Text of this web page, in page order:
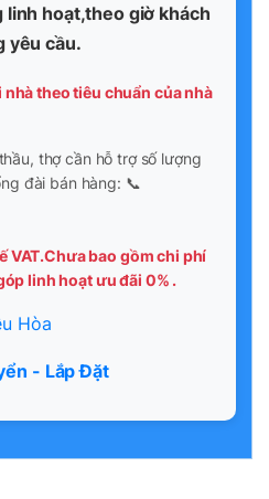
linh hoạt,theo giờ khách
yêu cầu.
theo tiêu chuẩn của nhà
thợ cần hỗ trợ số lượng
đài bán hàng: 📞
VAT.Chưa bao gồm chi phí
linh hoạt ưu đãi 0% .
Hòa
- Lắp Đặt